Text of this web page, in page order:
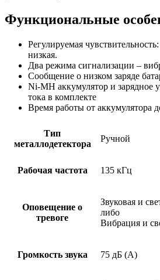
Функциональные
Регулируемая
низкая.
Два режима сигнализации –
Сообщение о низком заряде
Ni-MH аккумулятор и зарядное
тока в комплекте
Время работы от аккумулятора
Тип
металлодетектора
Ручной
Рабочая частота 135 кГц
Оповещение о
тревоге
Звуковая и
либо
Вибрация и
Громкость звука 75 дБ (A)